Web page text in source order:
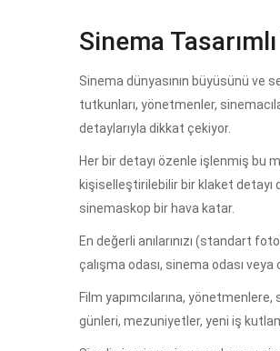
Sinema
Sinema dünyasının büyüsünü ve
tutkunları, yönetmenler,
detaylarıyla dikkat çekiyor.
Her bir detayı özenle işlenmiş bu
kişiselleştirilebilir bir klaket
sinemaskop bir hava katar.
En değerli anılarınızı (standart
çalışma odası, sinema odası
Film yapımcılarına,
günleri, mezuniyetler, yeni iş